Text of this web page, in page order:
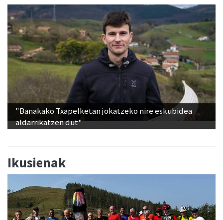
"Banakako Txapelketan jokatzeko nire eskubidea
aldarrikatzen dut"
Ikusienak